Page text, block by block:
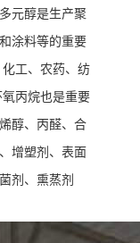
元醇是生产聚
涂料等的重要
工、农药、纺
氧丙烷也是重要
醇、丙醛、合
增塑剂、表面
剂、熏蒸剂